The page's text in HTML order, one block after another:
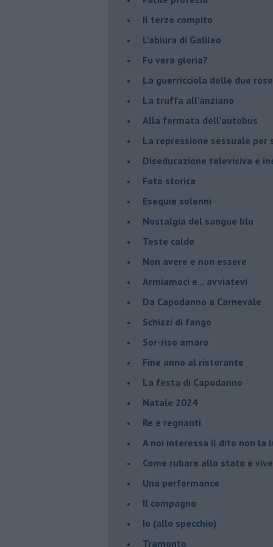
Il terzo compito
L'abiura di Galileo
Fu vera gloria?
La guerricciola delle due rose
La truffa all'anziano
Alla fermata dell'autobus
La repressione sessuale per
Diseducazione televisiva e
Foto storica
Esequie solenni
Nostalgia del sangue blu
Teste calde
Non avere e non essere
Armiamoci e... avviatevi
Da Capodanno a Carnevale
Schizzi di fango
Sor-riso amaro
Fine anno al ristorante
La festa di Capodanno
Natale 2024
Re e regnanti
A noi interessa il dito non la
Come rubare allo stato e
Una performance
Il compagno
​Io (allo specchio)
Tramonto